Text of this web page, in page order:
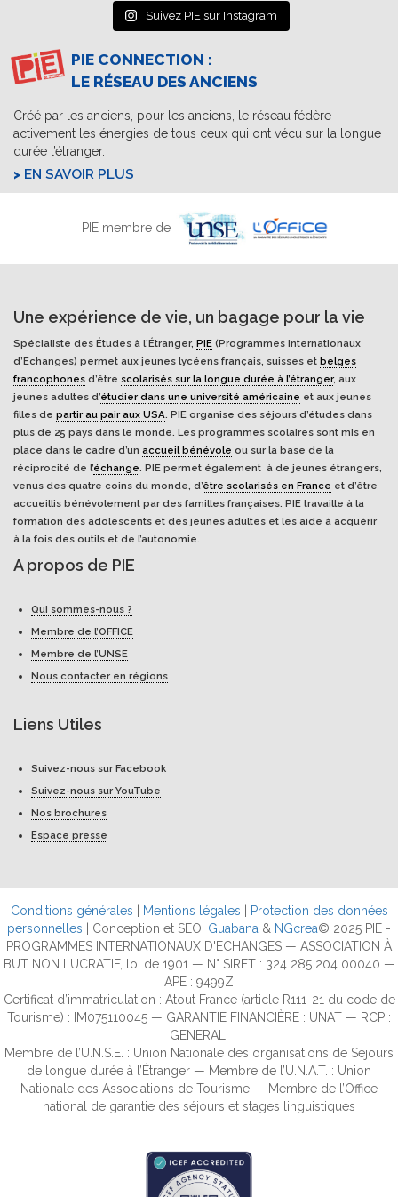
Suivez PIE sur Instagram
PIE CONNECTION :
LE RÉSEAU DES ANCIENS
Créé par les anciens, pour les anciens, le réseau fédère
activement les énergies de tous ceux qui ont vécu sur la longue
durée l’étranger.
EN SAVOIR PLUS
PIE membre de
Une expérience de vie, un bagage pour la vie
Spécialiste des Études à l'Étranger, PIE (Programmes Internationaux
d’Echanges) permet aux jeunes lycéens français, suisses et belges
francophones d’être scolarisés sur la longue durée à l’étranger, aux
jeunes adultes d’étudier dans une université américaine et aux jeunes
filles de partir au pair aux USA. PIE organise des séjours d’études dans
plus de 25 pays dans le monde. Les programmes scolaires sont mis en
place dans le cadre d’un accueil bénévole ou sur la base de la
réciprocité de l’échange. PIE permet également à de jeunes étrangers,
venus des quatre coins du monde, d’être scolarisés en France et d’être
accueillis bénévolement par des familles françaises. PIE travaille à la
formation des adolescents et des jeunes adultes et les aide à acquérir
à la fois des outils et de l’autonomie.
A propos de PIE
Qui sommes-nous ?
Membre de l’OFFICE
Membre de l’UNSE
Nous contacter en régions
Liens Utiles
Suivez-nous sur Facebook
Suivez-nous sur YouTube
Nos brochures
Espace presse
Conditions générales Mentions légales
Protection des données
personnelles | Conception et SEO: Guabana & NGcrea© 2025 PIE -
PROGRAMMES INTERNATIONAUX D'ECHANGES — ASSOCIATION À
BUT NON LUCRATIF, loi de 1901 — N° SIRET : 324 285 204 00040 —
APE : 9499Z
Certificat d’immatriculation : Atout France (article R111-21 du code de
Tourisme) : IM075110045 — GARANTIE FINANCIÈRE : UNAT — RCP :
GENERALI
Membre de l’U.N.S.E. : Union Nationale des organisations de Séjours
de longue durée à l’Étranger — Membre de l’U.N.A.T. : Union
Nationale des Associations de Tourisme — Membre de l’Office
national de garantie des séjours et stages linguistiques